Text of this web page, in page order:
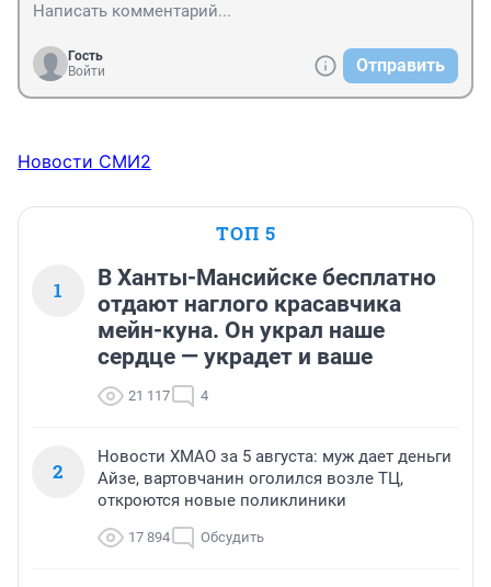
Гость
Войти
Отправить
Новости СМИ2
ТОП 5
1
В Ханты-Мансийске бесплатно
отдают наглого красавчика
мейн-куна. Он украл наше
сердце — украдет и ваше
21 117 4
2
Новости ХМАО за 5 августа: муж дает деньги
Айзе, вартовчанин оголился возле ТЦ,
откроются новые поликлиники
17 894 Обсудить